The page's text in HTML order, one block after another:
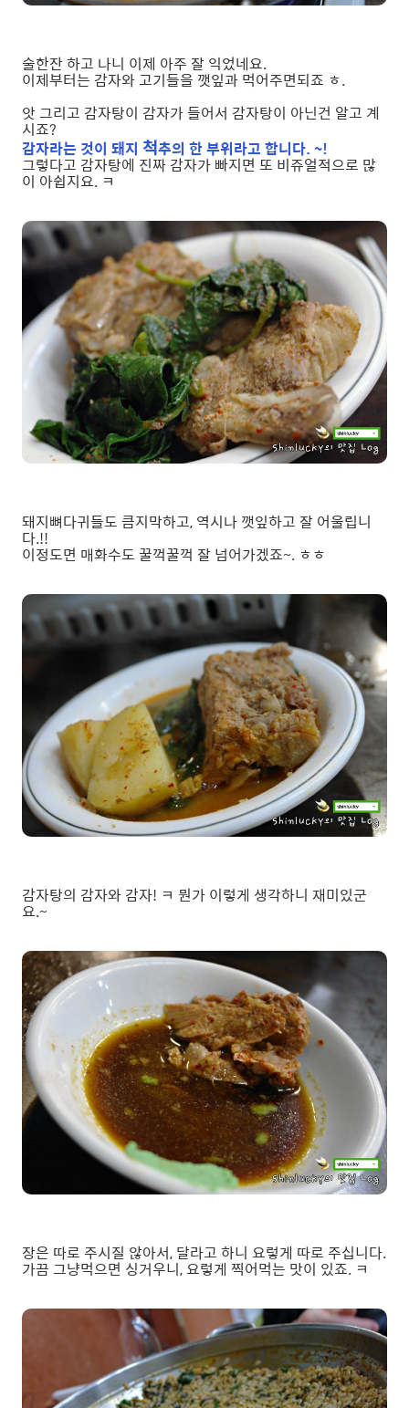
술한잔 하고 나니 이제 아주 잘 익었네요.
이제부터는 감자와 고기들을 깻잎과 먹어주면되죠 ㅎ.
앗 그리고 감자탕이 감자가 들어서 감자탕이 아닌건 알고 계
시죠?
감자라는 것이 돼지 척추의 한 부위라고 합니다. ~!
그렇다고 감자탕에 진짜 감자가 빠지면 또 비쥬얼적으로 많
이 아쉽지요. ㅋ
돼지뼈다귀들도 큼지막하고, 역시나 깻잎하고 잘 어울립니
다.!!
이정도면 매화수도 꿀꺽꿀꺽 잘 넘어가겠죠~. ㅎㅎ
감자탕의 감자와 감자! ㅋ 뭔가 이렇게 생각하니 재미있군
요.~
장은 따로 주시질 않아서, 달라고 하니 요렇게 따로 주십니다.
가끔 그냥먹으면 싱거우니, 요렇게 찍어먹는 맛이 있죠. ㅋ